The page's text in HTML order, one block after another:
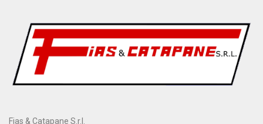
Fias & Catapane S.r.l.